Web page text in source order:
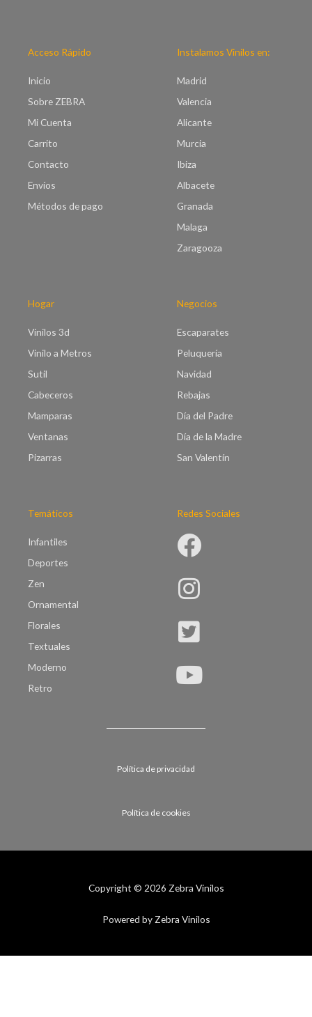
Acceso Rápido
Inicio
Sobre ZEBRA
Mi Cuenta
Carrito
Contacto
Envíos
Métodos de pago
Instalamos Vinilos en:
Madrid
Valencia
Alicante
Murcia
Ibiza
Albacete
Granada
Malaga
Zaragooza
Hogar
Vinilos 3d
Vinilo a Metros
Sutil
Cabeceros
Mamparas
Ventanas
Pizarras
Negocios
Escaparates
Peluquería
Navidad
Rebajas
Día del Padre
Día de la Madre
San Valentín
Temáticos
Infantiles
Deportes
Zen
Ornamental
Florales
Textuales
Moderno
Retro
Redes Sociales
Política de privacidad
Política de cookies
Copyright © 2026 Zebra Vinilos
Powered by Zebra Vinilos